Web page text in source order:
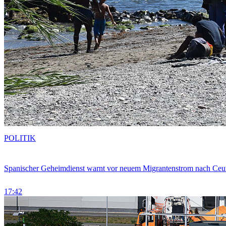
Spanischer Geheimdienst warnt vor neuem Migrantenstrom nach
17:42
POLITIK